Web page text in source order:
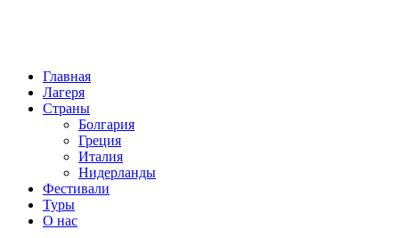
Главная
Лагеря
Страны
Болгария
Греция
Италия
Нидерланды
Фестивали
Туры
О нас